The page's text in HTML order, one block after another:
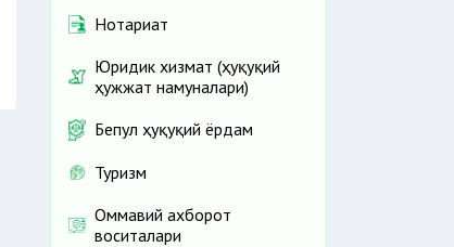
Нотариат
Юридик хизмат (ҳуқуқий
ҳужжат намуналари)
Бепул ҳуқуқий ёрдам
Туризм
Оммавий ахборот
воситалари